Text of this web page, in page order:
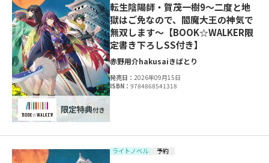
転生陰陽師・賀茂一樹9～二度と地
獄はご免なので、閻魔大王の神気で
無双します～【BOOK☆WALKER限
定書き下ろしSS付き】
赤野用介hakusaiきばとり
発売日：2026年09月15日
ISBN：9784868541318
ライトノベル 予約